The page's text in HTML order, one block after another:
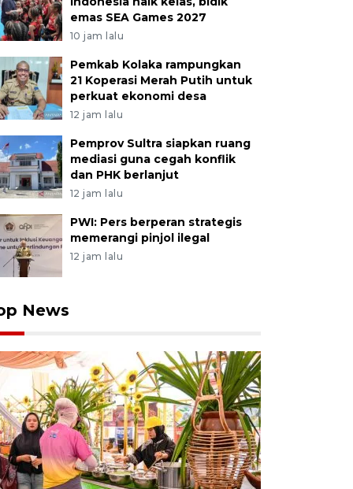
emas SEA Games 2027
10 jam lalu
Pemkab Kolaka rampungkan
21 Koperasi Merah Putih untuk
perkuat ekonomi desa
12 jam lalu
Pemprov Sultra siapkan ruang
mediasi guna cegah konflik
dan PHK berlanjut
12 jam lalu
PWI: Pers berperan strategis
memerangi pinjol ilegal
12 jam lalu
News